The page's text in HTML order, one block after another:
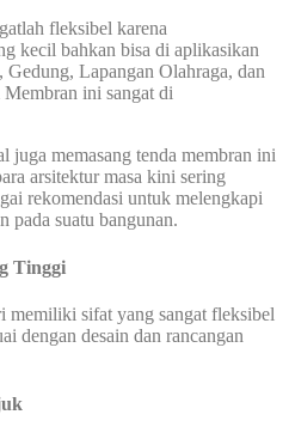
fleksibel karena
kecil bahkan bisa di aplikasikan
Gedung, Lapangan Olahraga, dan
ini sangat di
juga memasang tenda membran ini
arsitektur masa kini sering
rekomendasi untuk melengkapi
pada suatu bangunan.
Tinggi
memiliki sifat yang sangat fleksibel
dengan desain dan rancangan